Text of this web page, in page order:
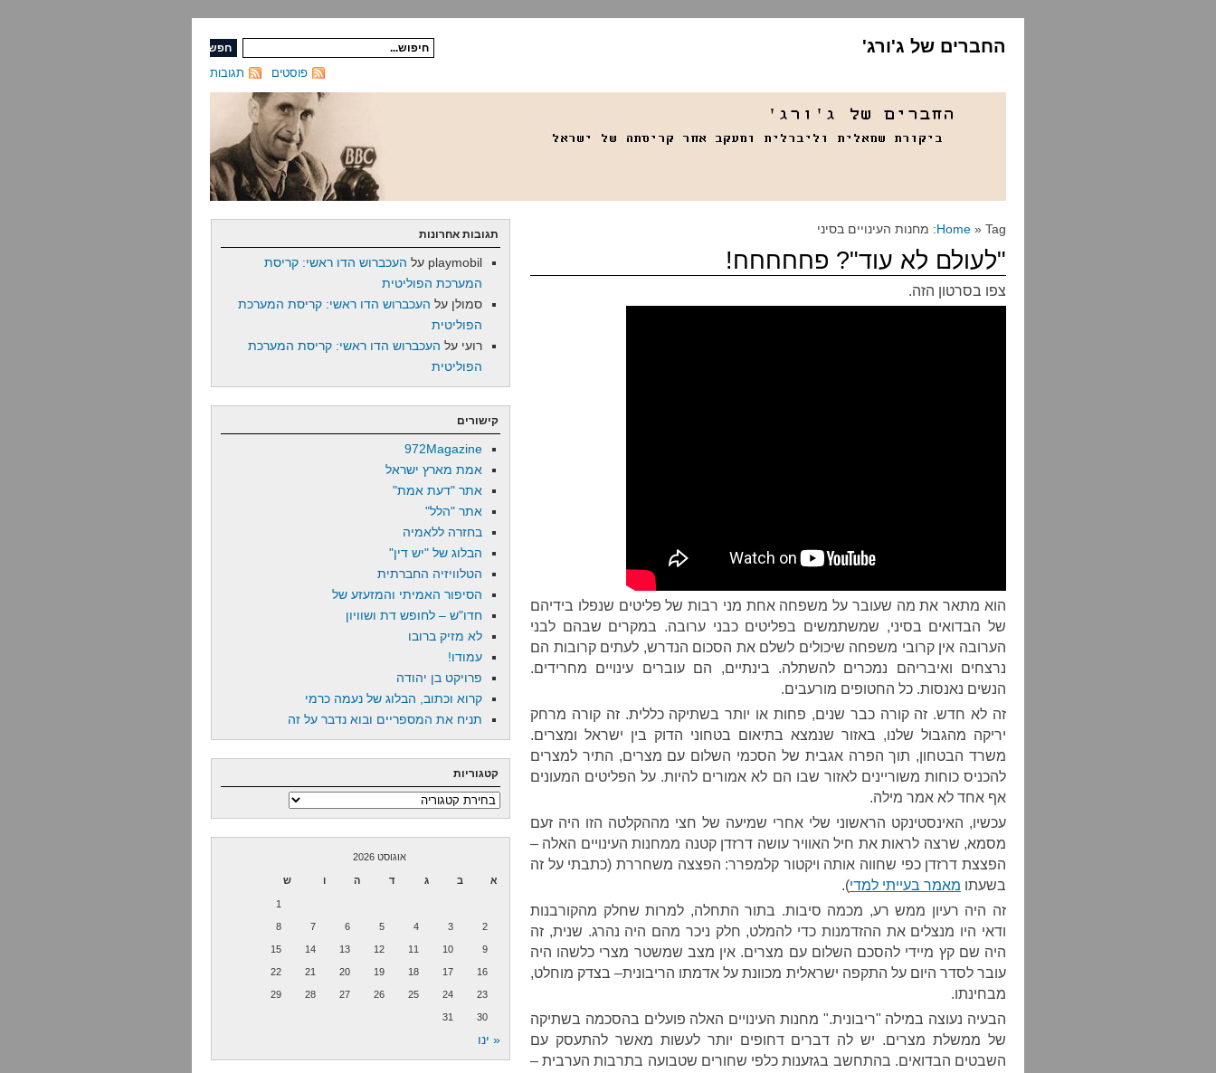
החברים של ג'ורג'
תגובות פוסטים
Home » Tag: מחנות העינויים בסיני
"לעולם לא עוד"? פחחחחח!
צפו בסרטון הזה.
הוא מתאר את מה שעובר על משפחה אחת מני רבות של פליטים שנפלו בידיהם
של הבדואים בסיני, שמשתמשים בפליטים כבני ערובה. במקרים שבהם לבני
הערובה אין קרובי משפחה שיכולים לשלם את הסכום הנדרש, לעתים קרובות הם
נרצחים ואיבריהם נמכרים להשתלה. בינתיים, הם עוברים עינויים מחרידים.
הנשים נאנסות. כל החטופים מורעבים.
זה לא חדש. זה קורה כבר שנים, פחות או יותר בשתיקה כללית. זה קורה מרחק
יריקה מהגבול שלנו, באזור שנמצא בתיאום בטחוני הדוק בין ישראל ומצרים.
משרד הבטחון, תוך הפרה אגבית של הסכמי השלום עם מצרים, התיר למצרים
להכניס כוחות משוריינים לאזור שבו הם לא אמורים להיות. על הפליטים המעונים
אף אחד לא אמר מילה.
עכשיו, האינסטינקט הראשוני שלי אחרי שמיעה של חצי מההקלטה הזו היה זעם
מסמא, שרצה לראות את חיל האוויר עושה דרזדן קטנה ממחנות העינויים האלה –
הפצצת דרזדן כפי שחווה אותה ויקטור קלמפרר: הפצצה משחררת (כתבתי על זה
בשעתו מאמר בעייתי למדי).
זה היה רעיון ממש רע, מכמה סיבות. בתור התחלה, למרות שחלק מהקורבנות
ודאי היו מנצלים את ההזדמנות כדי להמלט, חלק ניכר מהם היה נהרג. שנית, זה
היה שם קץ מיידי להסכם השלום עם מצרים. אין מצב שמשטר מצרי כלשהו היה
עובר לסדר היום על התקפה ישראלית מכוונת על אדמתו הריבונית– בצדק מוחלט,
מבחינתו.
הבעיה נעוצה במילה "ריבונית." מחנות העינויים האלה פועלים בהסכמה בשתיקה
של ממשלת מצרים. יש לה דברים דחופים יותר לעשות מאשר להתעסק עם
השבטים הבדואים. בהתחשב בגזענות כלפי שחורים שטבועה בתרבות הערבית –
תגובות אחרונות
playmobil על העכברוש הדו ראשי: קריסת
המערכת הפוליטית
סמולן על העכברוש הדו ראשי: קריסת המערכת
הפוליטית
רועי על העכברוש הדו ראשי: קריסת המערכת
הפוליטית
קישורים
972Magazine
אמת מארץ ישראל
אתר "דעת אמת"
אתר "הלל"
בחזרה ללאמיה
הבלוג של "יש דין"
הטלוויזיה החברתית
הסיפור האמיתי והמזעזע של
חדו"ש – לחופש דת ושוויון
לא מזיק ברובו
עמודו!
פרויקט בן יהודה
קרוא וכתוב, הבלוג של נעמה כרמי
תניח את המספריים ובוא נדבר על זה
קטגוריות
קטגוריות
אוגוסט 2026
א ב ג ד ה ו ש
1
2
3
4
5
6
7
8
9
10
11
12
13
14
15
16
17
18
19
20
21
22
23
24
25
26
27
28
29
30
31
« ינו